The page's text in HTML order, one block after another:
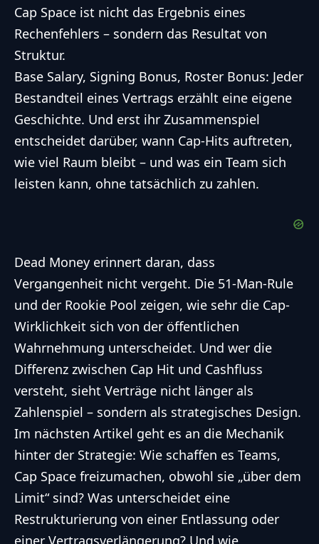
Cap Space ist nicht das Ergebnis eines
Rechenfehlers – sondern das Resultat von
Struktur.
Base Salary, Signing Bonus, Roster Bonus: Jeder
Bestandteil eines Vertrags erzählt eine eigene
Geschichte. Und erst ihr Zusammenspiel
entscheidet darüber, wann Cap-Hits auftreten,
wie viel Raum bleibt – und was ein Team sich
leisten kann, ohne tatsächlich zu zahlen.
Dead Money erinnert daran, dass
Vergangenheit nicht vergeht. Die 51-Man-Rule
und der Rookie Pool zeigen, wie sehr die Cap-
Wirklichkeit sich von der öffentlichen
Wahrnehmung unterscheidet. Und wer die
Differenz zwischen Cap Hit und Cashfluss
versteht, sieht Verträge nicht länger als
Zahlenspiel – sondern als strategisches Design.
Im nächsten Artikel geht es an die Mechanik
hinter der Strategie: Wie schaffen es Teams,
Cap Space freizumachen, obwohl sie „über dem
Limit“ sind? Was unterscheidet eine
Restrukturierung von einer Entlassung oder